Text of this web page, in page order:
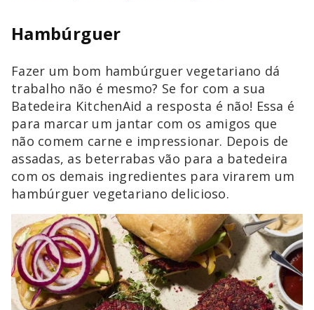
Hambúrguer
Fazer um bom hambúrguer vegetariano dá
trabalho não é mesmo? Se for com a sua
Batedeira KitchenAid a resposta é não! Essa é
para marcar um jantar com os amigos que
não comem carne e impressionar. Depois de
assadas, as beterrabas vão para a batedeira
com os demais ingredientes para virarem um
hambúrguer vegetariano delicioso.